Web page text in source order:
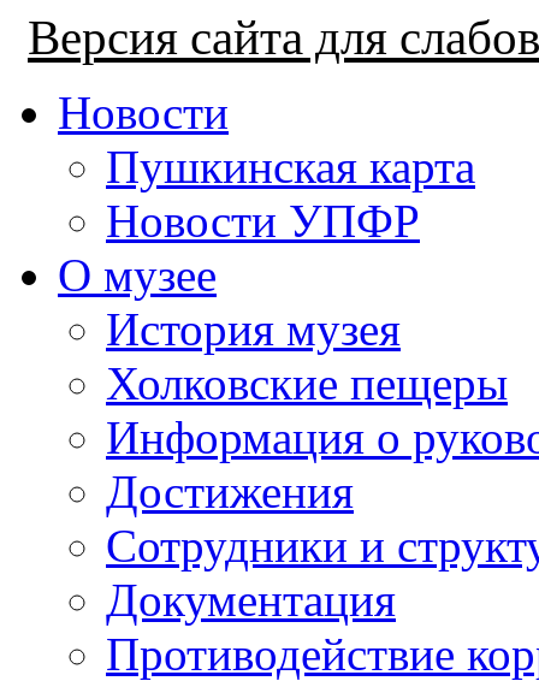
Версия сайта для
Новости
Пушкинская карта
Новости УПФР
О музее
История музея
Холковские пещеры
Информация о
Достижения
Сотрудники и
Документация
Противодействие